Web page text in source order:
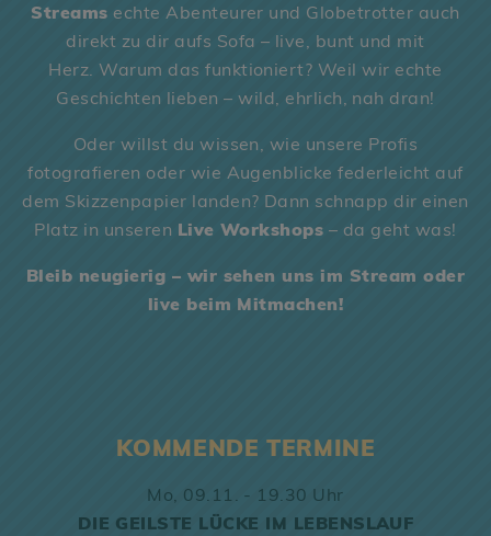
Streams echte Abenteurer und Globetrotter auch
direkt zu dir aufs Sofa – live, bunt und mit
Herz. Warum das funktioniert? Weil wir echte
Geschichten lieben – wild, ehrlich, nah dran!
Oder willst du wissen, wie unsere Profis
fotografieren oder wie Augenblicke federleicht auf
dem Skizzenpapier landen? Dann schnapp dir einen
Platz in unseren Live Workshops – da geht was!
Bleib neugierig – wir sehen uns im Stream oder
live beim Mitmachen!
KOMMENDE TERMINE
Mo, 09.11. - 19.30 Uhr
DIE GEILSTE LÜCKE IM LEBENSLAUF